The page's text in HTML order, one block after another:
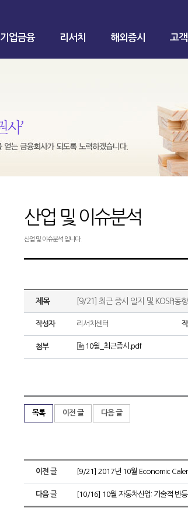
기업금융 리서치 해외증시 고
산업 및 이슈분석
산업 및 이슈분석 입니다.
제목 [9/21] 최근 증시 일지 및 KOSPI동향
작성자 리서치센터
첨부 10월_최근증시.pdf
목록 이전 글 다음 글
이전 글 [9/21] 2017년 10월 Economic
다음 글 [10/16] 10월 자동차산업: 기술적 반